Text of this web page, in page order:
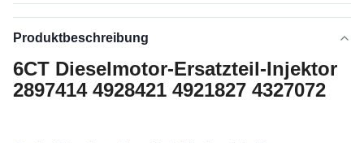
Produktbeschreibung
6CT Dieselmotor-Ersatzteil-Injektor
2897414 4928421 4921827 4327072